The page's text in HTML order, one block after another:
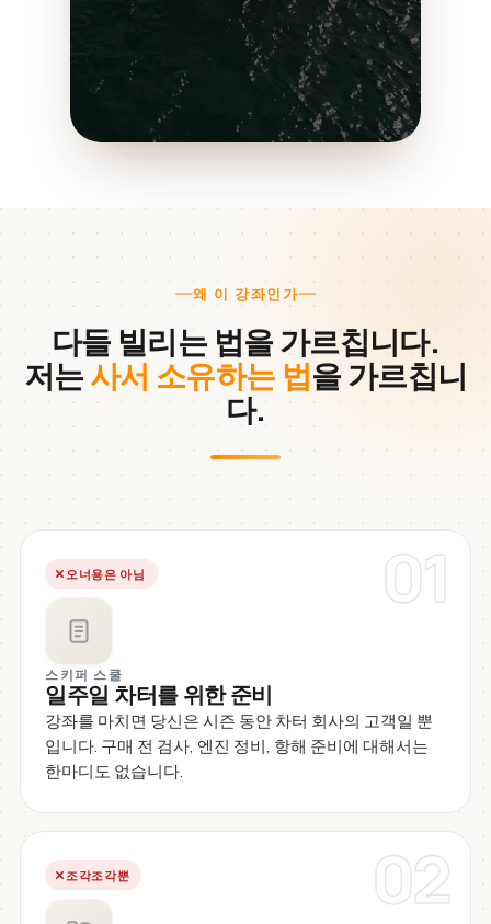
왜 이 강좌인가
다들 빌리는 법을 가르칩니다.
저는사서 소유하는 법을 가르칩니
다.
01
오너용은 아님
스키퍼 스쿨
일주일 차터를 위한 준비
강좌를 마치면 당신은 시즌 동안 차터 회사의 고객일 뿐
입니다. 구매 전 검사, 엔진 정비, 항해 준비에 대해서는
한마디도 없습니다.
02
조각조각뿐